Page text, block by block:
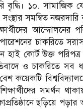
বৃদ্ধি। ১০.
সমন্বিত নজরদারি
আন্দোলনের
চাকরিতে
হাই কোর্ট উক্ত
ও চাকরিতে সব
কয়েকটি
সমর্থন
ছড়িয়ে